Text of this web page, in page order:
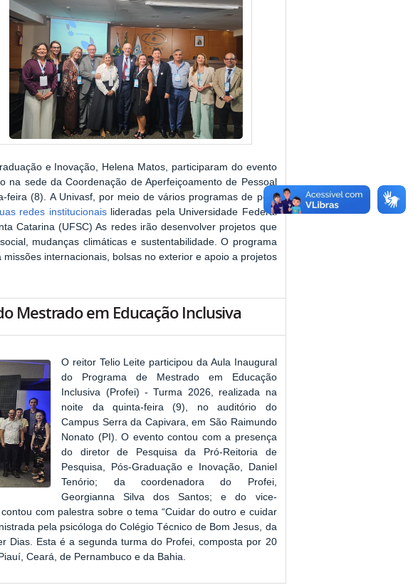
e Inovação, Helena Matos, participaram do evento
na sede da Coordenação de Aperfeiçoamento de Pessoal
(8). A Univasf, por meio de vários programas de pós-
redes institucionaislideradas pela Universidade Federal
Catarina (UFSC) As redes irão desenvolver projetos que
mudanças climáticas e sustentabilidade. O programa
internacionais, bolsas no exterior e apoio a projetos
Mestrado em Educação Inclusiva
O reitor Telio Leite participou da Aula Inaugural
do Programa de Mestrado em Educação
Inclusiva (Profei) - Turma 2026, realizada na
noite da quinta-feira (9), no auditório do
Campus Serra da Capivara, em São Raimundo
Nonato (PI). O evento contou com a presença
do diretor de Pesquisa da Pró-Reitoria de
Pesquisa, Pós-Graduação e Inovação, Daniel
Tenório; da coordenadora do Profei,
Georgianna Silva dos Santos; e do vice-
com palestra sobre o tema “Cuidar do outro e cuidar
pela psicóloga do Colégio Técnico de Bom Jesus, da
Dias. Esta é a segunda turma do Profei, composta por 20
Ceará, de Pernambuco e da Bahia.